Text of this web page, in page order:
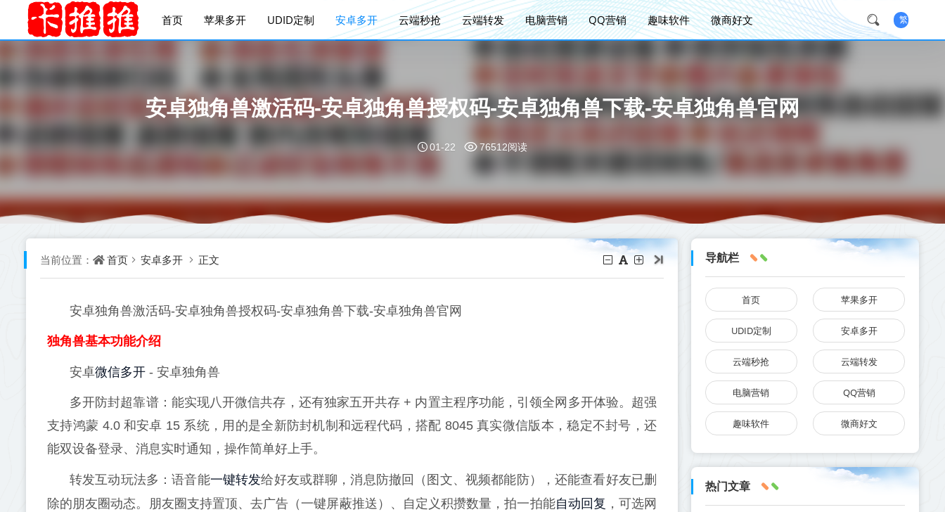
首页 苹果多开 UDID定制 安卓多开 云端秒抢 云端转发 电脑营销 QQ营销 趣味软件 微商好文 繁
安卓独角兽激活码-安卓独角兽授权码-安卓独角兽下载-安卓独角兽官网
01-22 76512阅读
当前位置： 首页 安卓多开 正文
安卓独角兽激活码-安卓独角兽授权码-安卓独角兽下载-安卓独角兽官网
独角兽基本功能介绍
安卓微信多开 - 安卓独角兽
多开防封超靠谱：能实现八开微信共存，还有独家五开共存 + 内置主程序功能，引领全网多开体验。超强
支持鸿蒙 4.0 和安卓 15 系统，用的是全新防封机制和远程代码，搭配 8045 真实微信版本，稳定不封号，还
能双设备登录、消息实时通知，操作简单好上手。
转发互动玩法多：语音能一键转发给好友或群聊，消息防撤回（图文、视频都能防），还能查看好友已删
除的朋友圈动态。朋友圈支持置顶、去广告（一键屏蔽推送）、自定义积攒数量，拍一拍能自动回复 ，可选网
导航栏
首页 苹果多开
UDID定制 安卓多开
云端秒抢 云端转发
电脑营销 QQ营销
趣味软件 微商好文
热门文章